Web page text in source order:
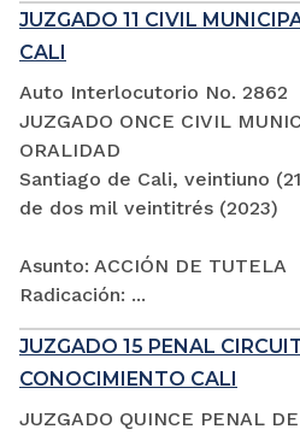
JUZGADO 11 CIVIL
CALI
Auto Interlocutorio No. 2862
JUZGADO ONCE CIVIL
ORALIDAD
Santiago de Cali, veintiuno
de dos mil veintitrés (2023)
Asunto: ACCIÓN DE TUTELA
Radicación: ...
JUZGADO 15 PENAL
CONOCIMIENTO CALI
JUZGADO QUINCE PENAL